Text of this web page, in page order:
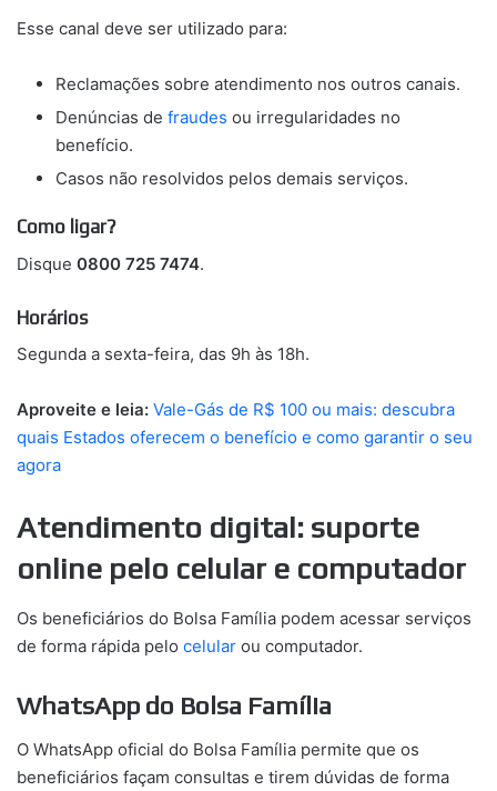
Esse canal deve ser utilizado para:
Reclamações sobre atendimento nos outros canais.
Denúncias de fraudes ou irregularidades no
benefício.
Casos não resolvidos pelos demais serviços.
Como ligar?
Disque 0800 725 7474.
Horários
Segunda a sexta-feira, das 9h às 18h.
Aproveite e leia: Vale-Gás de R$ 100 ou mais: descubra
quais Estados oferecem o benefício e como garantir o seu
agora
Atendimento digital: suporte
online pelo celular e computador
Os beneficiários do Bolsa Família podem acessar serviços
de forma rápida pelo celular ou computador.
WhatsApp do Bolsa Família
O WhatsApp oficial do Bolsa Família permite que os
beneficiários façam consultas e tirem dúvidas de forma